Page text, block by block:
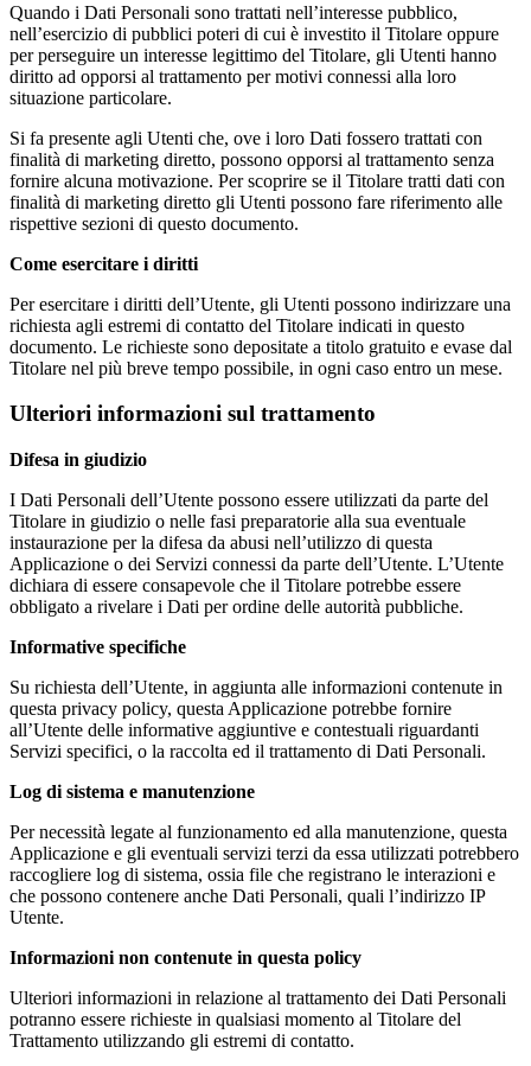
Quando i Dati Personali sono trattati nell’interesse pubblico,
nell’esercizio di pubblici poteri di cui è investito il Titolare oppure
per perseguire un interesse legittimo del Titolare, gli Utenti hanno
diritto ad opporsi al trattamento per motivi connessi alla loro
situazione particolare.
Si fa presente agli Utenti che, ove i loro Dati fossero trattati con
finalità di marketing diretto, possono opporsi al trattamento senza
fornire alcuna motivazione. Per scoprire se il Titolare tratti dati con
finalità di marketing diretto gli Utenti possono fare riferimento alle
rispettive sezioni di questo documento.
Come esercitare i diritti
Per esercitare i diritti dell’Utente, gli Utenti possono indirizzare una
richiesta agli estremi di contatto del Titolare indicati in questo
documento. Le richieste sono depositate a titolo gratuito e evase dal
Titolare nel più breve tempo possibile, in ogni caso entro un mese.
Ulteriori informazioni sul trattamento
Difesa in giudizio
I Dati Personali dell’Utente possono essere utilizzati da parte del
Titolare in giudizio o nelle fasi preparatorie alla sua eventuale
instaurazione per la difesa da abusi nell’utilizzo di questa
Applicazione o dei Servizi connessi da parte dell’Utente. L’Utente
dichiara di essere consapevole che il Titolare potrebbe essere
obbligato a rivelare i Dati per ordine delle autorità pubbliche.
Informative specifiche
Su richiesta dell’Utente, in aggiunta alle informazioni contenute in
questa privacy policy, questa Applicazione potrebbe fornire
all’Utente delle informative aggiuntive e contestuali riguardanti
Servizi specifici, o la raccolta ed il trattamento di Dati Personali.
Log di sistema e manutenzione
Per necessità legate al funzionamento ed alla manutenzione, questa
Applicazione e gli eventuali servizi terzi da essa utilizzati potrebbero
raccogliere log di sistema, ossia file che registrano le interazioni e
che possono contenere anche Dati Personali, quali l’indirizzo IP
Utente.
Informazioni non contenute in questa policy
Ulteriori informazioni in relazione al trattamento dei Dati Personali
potranno essere richieste in qualsiasi momento al Titolare del
Trattamento utilizzando gli estremi di contatto.